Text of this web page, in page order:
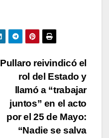
ar
tir
Pullaro reivindicó el
rol del Estado y
llamó a “trabajar
juntos” en el acto
por el 25 de Mayo:
“Nadie se salva